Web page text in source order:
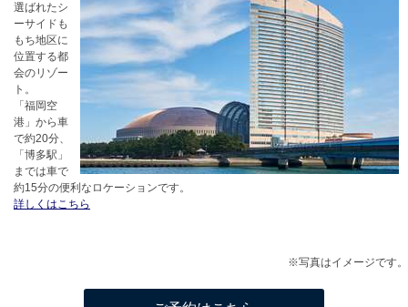
選ばれたシ
ーサイドも
もち地区に
位置する都
会のリゾー
ト。
「福岡空
港」から車
で約20分、
「博多駅」
までは車で
約15分の便利なロケーションです。
詳しくはこちら
※写真はイメージです。